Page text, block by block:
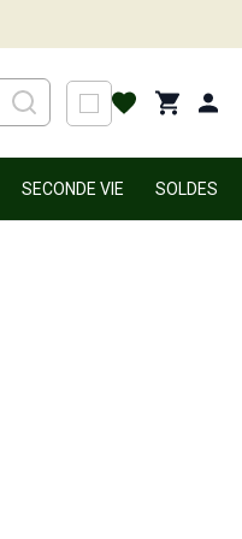
SECONDE VIE SOLDES